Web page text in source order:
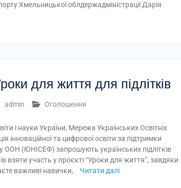
Хмельницької облдержадміністрації Дарія
для життя для підлітків
admin Оголошення
і науки України, Мережа Українських Освітніх
інноваційної та цифрової освіти за підтримки
ООН (ЮНІСЕФ) запрошують українських підлітків
взяти участь у проєкті “Уроки для життя”, завдяки
важливі навички,
Читати далі